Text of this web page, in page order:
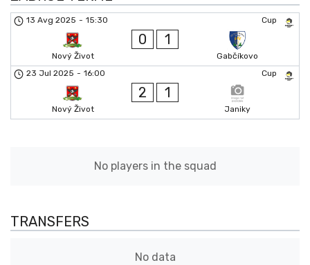
Cup
13 Avg 2025 - 15:30
Nový Život
0 1
Gabčíkovo
Cup
23 Jul 2025 - 16:00
Nový Život
2 1
Janiky
No players in the squad
TRANSFERS
No data